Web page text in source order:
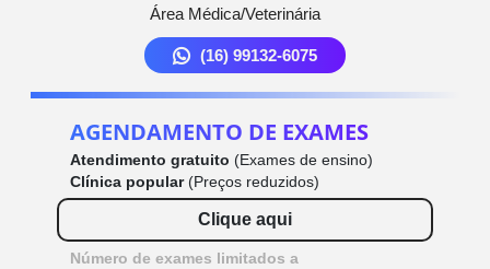
Área Médica/Veterinária
(16) 99132-6075
AGENDAMENTO DE EXAMES
Atendimento gratuito (Exames de ensino)
Clínica popular(Preços reduzidos)
Clique aqui
Número de exames limitados a